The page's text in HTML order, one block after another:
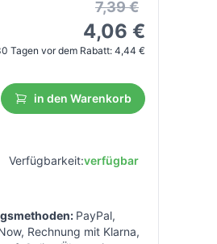
7,39 €
4,06 €
Tagen vor dem Rabatt:4,44 €
in den Warenkorb
Verfügbarkeit:verfügbar
PayPal,
Rechnung mit Klarna,